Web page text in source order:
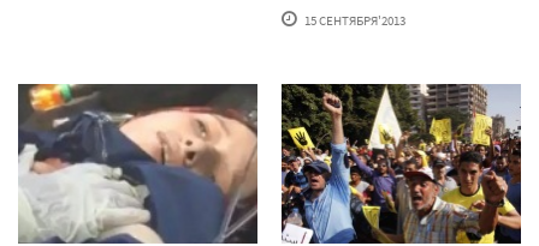
15 СЕНТЯБРЯ'2013